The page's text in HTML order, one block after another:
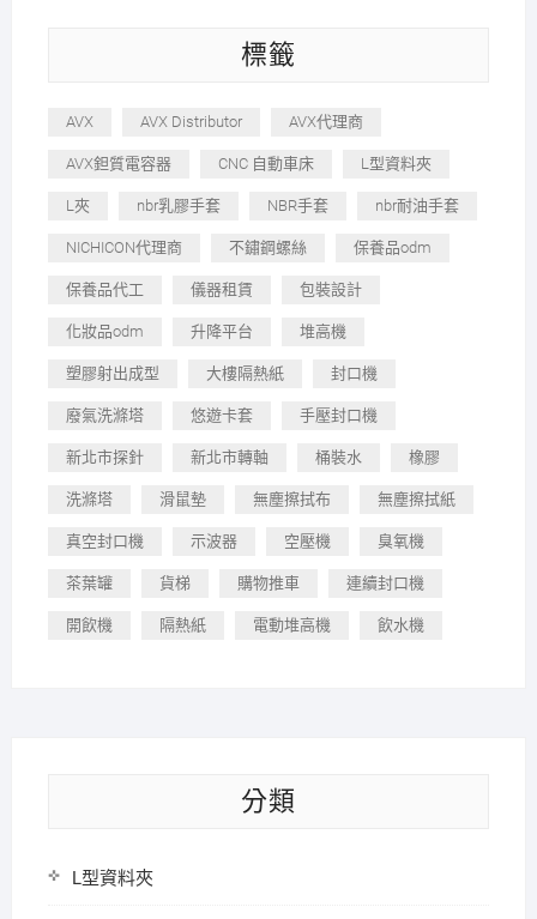
標籤
AVX AVX Distributor AVX代理商
AVX鉭質電容器 CNC 自動車床 L型資料夾
L夾 nbr乳膠手套 NBR手套 nbr耐油手套
NICHICON代理商 不鏽鋼螺絲 保養品odm
保養品代工 儀器租賃 包裝設計
化妝品odm 升降平台 堆高機
塑膠射出成型 大樓隔熱紙 封口機
廢氣洗滌塔 悠遊卡套 手壓封口機
新北市探針 新北市轉軸 桶裝水 橡膠
洗滌塔 滑鼠墊 無塵擦拭布 無塵擦拭紙
真空封口機 示波器 空壓機 臭氧機
茶葉罐 貨梯 購物推車 連續封口機
開飲機 隔熱紙 電動堆高機 飲水機
分類
L型資料夾